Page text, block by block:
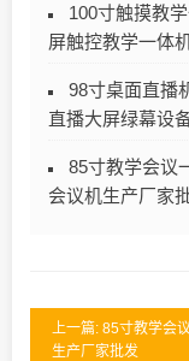
100寸触摸教
屏触控教学一体
98寸桌面直播
直播大屏绿幕设
85寸教学会议
会议机生产厂家
上一篇: 85寸教学会
生产厂家批发